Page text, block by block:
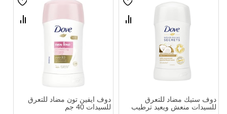
قائمة
الامنيات
قارن
دوف ستيك مضاد للتعرق
للسيدات منعش ويعيد ترطيب
قائمة
قارن
دوف ايفين تون مضاد للتعرق
للسيدات 40 جم